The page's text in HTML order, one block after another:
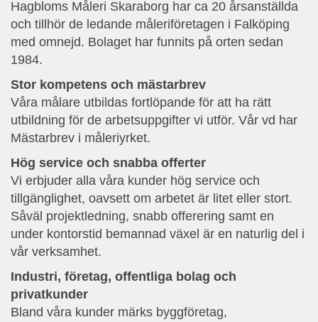
Hagbloms Måleri Skaraborg har ca 20 årsanställda
och tillhör de ledande måleriföretagen i Falköping
med omnejd. Bolaget har funnits på orten sedan
1984.
Stor kompetens och mästarbrev
Våra målare utbildas fortlöpande för att ha rätt
utbildning för de arbetsuppgifter vi utför. Vår vd har
Mästarbrev i måleriyrket.
Hög service och snabba offerter
Vi erbjuder alla våra kunder hög service och
tillgänglighet, oavsett om arbetet är litet eller stort.
Såväl projektledning, snabb offerering samt en
under kontorstid bemannad växel är en naturlig del i
vår verksamhet.
Industri, företag, offentliga bolag och
privatkunder
Bland våra kunder märks byggföretag,